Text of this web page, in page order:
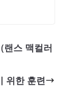
랜스 맥컬러
위한 훈련